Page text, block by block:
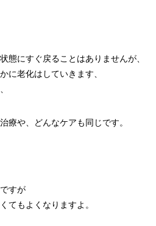
態にすぐ戻ることはありませんが、
に老化はしていきます、
療や、どんなケアも同じです。
すが
てもよくなりますよ。